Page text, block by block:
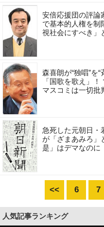
安倍応援団の評論
で基本的人権を制
視社会にすべき」
森喜朗が“独唱”を
「国歌を歌え」
マスコミは一切批
急死した元朝日・
が「ざまあみろ」
是」はデマなのに
<< 6 7
人気記事ランキング